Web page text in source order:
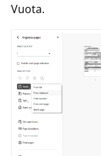
Vuota.